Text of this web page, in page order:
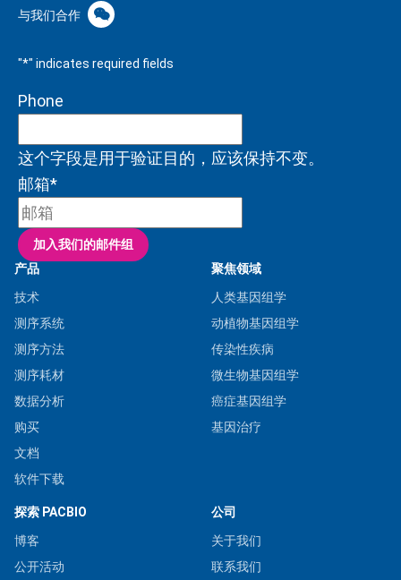
与我们合作
"*" indicates required fields
Phone
这个字段是用于验证目的，应该保持不变。
邮箱*
产品
技术
测序系统
测序方法
测序耗材
数据分析
购买
文档
软件下载
聚焦领域
人类基因组学
动植物基因组学
传染性疾病
微生物基因组学
癌症基因组学
基因治疗
探索 PACBIO
博客
公开活动
公司
关于我们
联系我们